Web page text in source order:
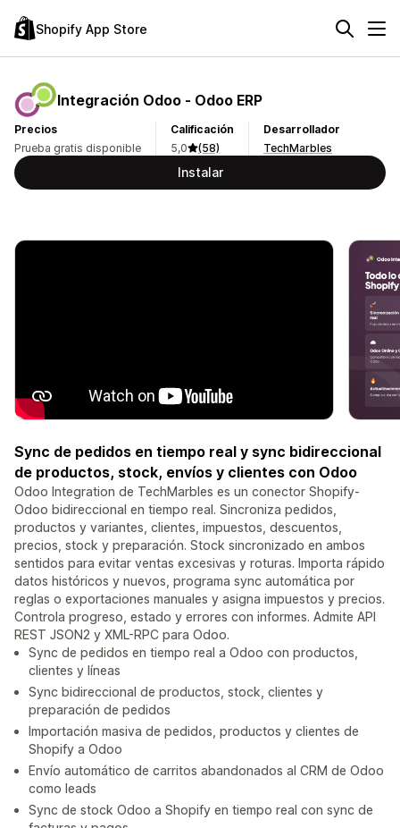
Shopify App Store
Integración Odoo ‑ Odoo ERP
Precios
Prueba gratis disponible
Calificación
5,0
(58)
Desarrollador
TechMarbles
Instalar
Sync de pedidos en tiempo real y sync bidireccional
de productos, stock, envíos y clientes con Odoo
Odoo Integration de TechMarbles es un conector Shopify-
Odoo bidireccional en tiempo real. Sincroniza pedidos,
productos y variantes, clientes, impuestos, descuentos,
precios, stock y preparación. Stock sincronizado en ambos
sentidos para evitar ventas excesivas y roturas. Importa rápido
datos históricos y nuevos, programa sync automática por
reglas o exportaciones manuales y asigna impuestos y precios.
Controla progreso, estado y errores con informes. Admite API
REST JSON2 y XML-RPC para Odoo.
Sync de pedidos en tiempo real a Odoo con productos,
clientes y líneas
Sync bidireccional de productos, stock, clientes y
preparación de pedidos
Importación masiva de pedidos, productos y clientes de
Shopify a Odoo
Envío automático de carritos abandonados al CRM de Odoo
como leads
Sync de stock Odoo a Shopify en tiempo real con sync de